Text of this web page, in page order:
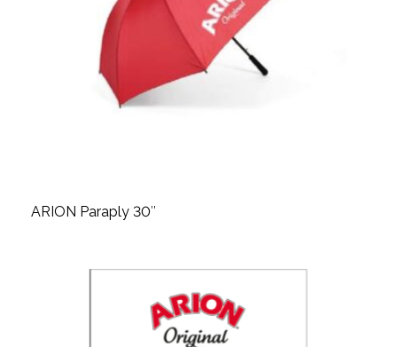
ARION Paraply 30″